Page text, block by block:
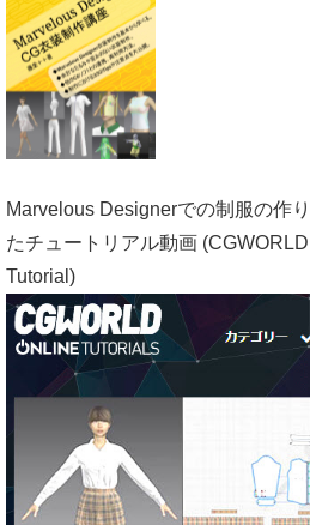
Marvelous Designerでの制服の作
たチュートリアル動画
Tutorial)